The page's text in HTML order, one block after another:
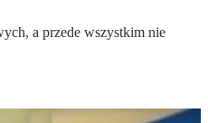
a przede wszystkim nie